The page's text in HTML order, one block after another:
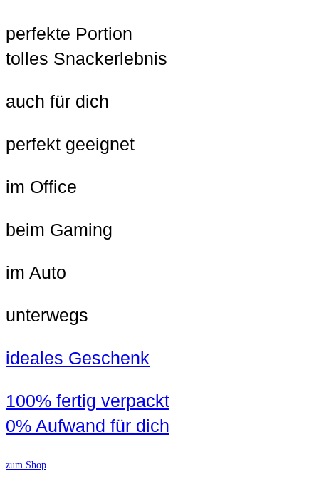
perfekte Portion
tolles Snackerlebnis
auch für dich
perfekt geeignet
im Office
beim Gaming
im Auto
unterwegs
ideales Geschenk
100% fertig verpackt
0% Aufwand für dich
zum Shop